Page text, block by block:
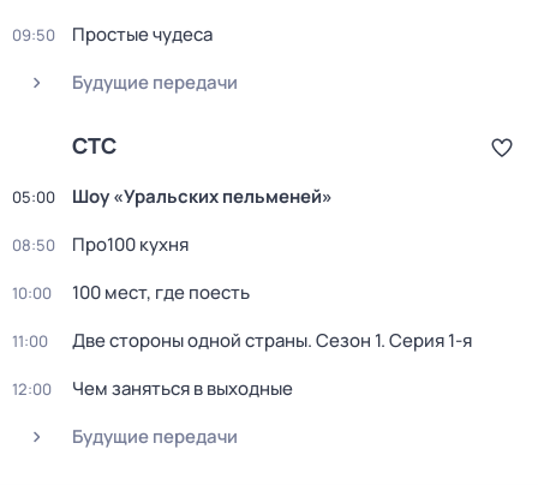
09:50
Простые чудеса
Будущие передачи
СТС
05:00 Шоy «Уральских пeльменей»
08:50 Пpo100 кухня
10:00 100 мест, где поесть
11:00 Две стороны одной страны. Сезон 1. Серия 1-я
12:00
Чем заняться в выходные
Будущие передачи